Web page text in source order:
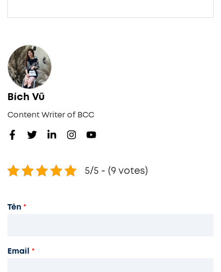
Bích Vũ
Content Writer of BCC
5/5 - (9 votes)
Tên*
Email *